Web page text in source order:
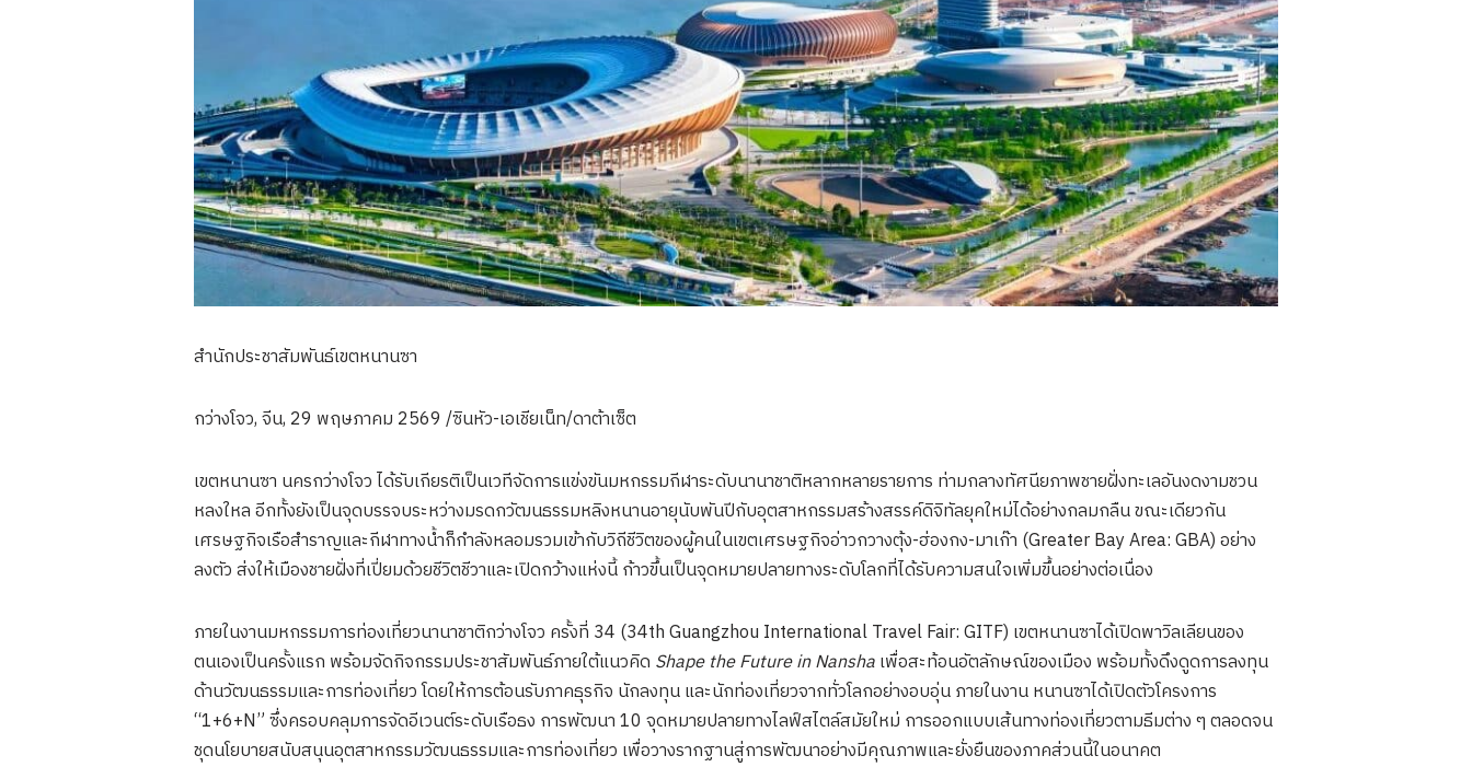
สำนักประชาสัมพันธ์เขตหนานซา
กว่างโจว, จีน, 29 พฤษภาคม 2569 /ซินหัว-เอเชียเน็ท/ดาต้าเซ็ต
เขตหนานซา นครกว่างโจว ได้รับเกียรติเป็นเวทีจัดการแข่งขันมหกรรมกีฬาระดับนานาชาติหลากหลายรายการ ท่ามกลางทัศนียภาพชายฝั่งทะเลอันงดงามชวน
หลงใหล อีกทั้งยังเป็นจุดบรรจบระหว่างมรดกวัฒนธรรมหลิงหนานอายุนับพันปีกับอุตสาหกรรมสร้างสรรค์ดิจิทัลยุคใหม่ได้อย่างกลมกลืน ขณะเดียวกัน
เศรษฐกิจเรือสำราญและกีฬาทางน้ำก็กำลังหลอมรวมเข้ากับวิถีชีวิตของผู้คนในเขตเศรษฐกิจอ่าวกวางตุ้ง-ฮ่องกง-มาเก๊า (Greater Bay Area: GBA) อย่าง
ลงตัว ส่งให้เมืองชายฝั่งที่เปี่ยมด้วยชีวิตชีวาและเปิดกว้างแห่งนี้ ก้าวขึ้นเป็นจุดหมายปลายทางระดับโลกที่ได้รับความสนใจเพิ่มขึ้นอย่างต่อเนื่อง
ภายในงานมหกรรมการท่องเที่ยวนานาชาติกว่างโจว ครั้งที่ 34 (34th Guangzhou International Travel Fair: GITF) เขตหนานซาได้เปิดพาวิลเลียนของ
ตนเองเป็นครั้งแรก พร้อมจัดกิจกรรมประชาสัมพันธ์ภายใต้แนวคิด Shape the Future in Nanshaเพื่อสะท้อนอัตลักษณ์ของเมือง พร้อมทั้งดึงดูดการลงทุน
ด้านวัฒนธรรมและการท่องเที่ยว โดยให้การต้อนรับภาคธุรกิจ นักลงทุน และนักท่องเที่ยวจากทั่วโลกอย่างอบอุ่น ภายในงาน หนานซาได้เปิดตัวโครงการ
“1+6+N” ซึ่งครอบคลุมการจัดอีเวนต์ระดับเรือธง การพัฒนา 10 จุดหมายปลายทางไลฟ์สไตล์สมัยใหม่ การออกแบบเส้นทางท่องเที่ยวตามธีมต่าง ๆ ตลอดจน
ชุดนโยบายสนับสนุนอุตสาหกรรมวัฒนธรรมและการท่องเที่ยว เพื่อวางรากฐานสู่การพัฒนาอย่างมีคุณภาพและยั่งยืนของภาคส่วนนี้ในอนาคต